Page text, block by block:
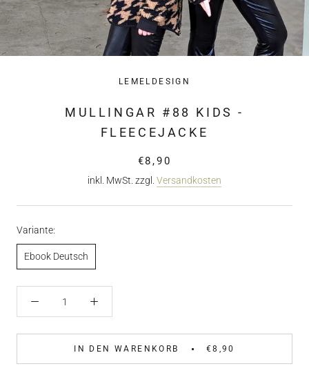
LEMELDESIGN
MULLINGAR #88 KIDS -
FLEECEJACKE
€8,90
inkl. MwSt. zzgl. Versandkosten
Variante:
Ebook Deutsch
IN DEN WARENKORB €8,90